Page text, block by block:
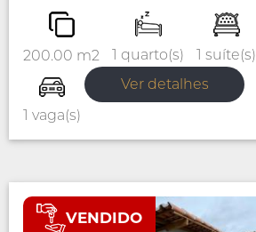
200.00 m2 1 quarto(s) 1 suíte(s)
1 vaga(s)
Ver detalhes
VENDIDO